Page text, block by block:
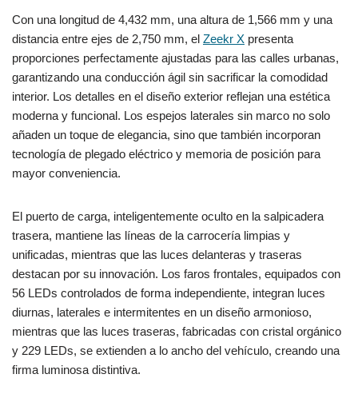
Con una longitud de 4,432 mm, una altura de 1,566 mm y una
distancia entre ejes de 2,750 mm, el Zeekr X presenta
proporciones perfectamente ajustadas para las calles urbanas,
garantizando una conducción ágil sin sacrificar la comodidad
interior. Los detalles en el diseño exterior reflejan una estética
moderna y funcional. Los espejos laterales sin marco no solo
añaden un toque de elegancia, sino que también incorporan
tecnología de plegado eléctrico y memoria de posición para
mayor conveniencia.
El puerto de carga, inteligentemente oculto en la salpicadera
trasera, mantiene las líneas de la carrocería limpias y
unificadas, mientras que las luces delanteras y traseras
destacan por su innovación. Los faros frontales, equipados con
56 LEDs controlados de forma independiente, integran luces
diurnas, laterales e intermitentes en un diseño armonioso,
mientras que las luces traseras, fabricadas con cristal orgánico
y 229 LEDs, se extienden a lo ancho del vehículo, creando una
firma luminosa distintiva.